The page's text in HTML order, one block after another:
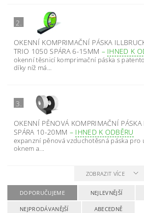
2.
OKENNÍ KOMPRIMAČNÍ PÁSKA
TRIO 1050 SPÁRA 6-15MM – IHNED K
okenní těsnicí komprimační páska s
díky níž má...
3.
OKENNÍ PĚNOVÁ KOMPRIMAČNÍ
SPÁRA 10-20MM – IHNED K ODBĚRU
expanzní pěnová vzduchotěsná páska pro
oknem a...
ZOBRAZIT VÍCE
DOPORUČUJEME NEJLEVNĚJŠÍ
NEJPRODÁVANĚJŠÍ ABECEDNĚ